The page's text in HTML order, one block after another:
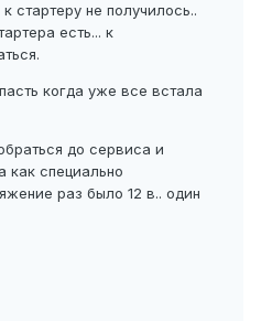
стартеру не получилось..
есть... к
когда уже все встала
до сервиса и
как специально
раз было 12 в.. один